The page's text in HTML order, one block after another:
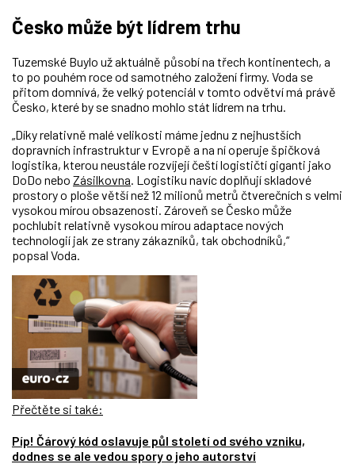
Česko může být lídrem trhu
Tuzemské Buylo už aktuálně působí na třech kontinentech, a
to po pouhém roce od samotného založení firmy. Voda se
přitom domnívá, že velký potenciál v tomto odvětví má právě
Česko, které by se snadno mohlo stát lídrem na trhu.
„Díky relativně malé velikosti máme jednu z nejhustších
dopravních infrastruktur v Evropě a na ní operuje špičková
logistika, kterou neustále rozvíjejí čeští logističtí giganti jako
DoDo nebo Zásilkovna . Logistiku navíc doplňují skladové
prostory o ploše větší než 12 milionů metrů čtverečních s velmi
vysokou mírou obsazenosti. Zároveň se Česko může
pochlubit relativně vysokou mírou adaptace nových
technologií jak ze strany zákazníků, tak obchodníků,“
popsal Voda.
Přečtěte si také:
Píp! Čárový kód oslavuje půl století od svého vzniku,
dodnes se ale vedou spory o jeho autorství